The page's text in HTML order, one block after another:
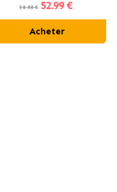
58.88 € 52.99 €
Acheter